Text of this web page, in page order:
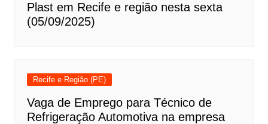
Plast em Recife e região nesta sexta
(05/09/2025)
Recife e Região (PE)
Vaga de Emprego para Técnico de
Refrigeração Automotiva na empresa